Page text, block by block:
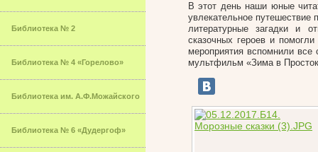
Библиотека № 2
Библиотека № 4 «Горелово»
Библиотека им. А.Ф.Можайского
Библиотека № 6 «Дудергоф»
В этот день наши юные
увлекательное
литературные загадки и
сказочных героев и
мероприятия вспомнили
мультфильм «Зима в